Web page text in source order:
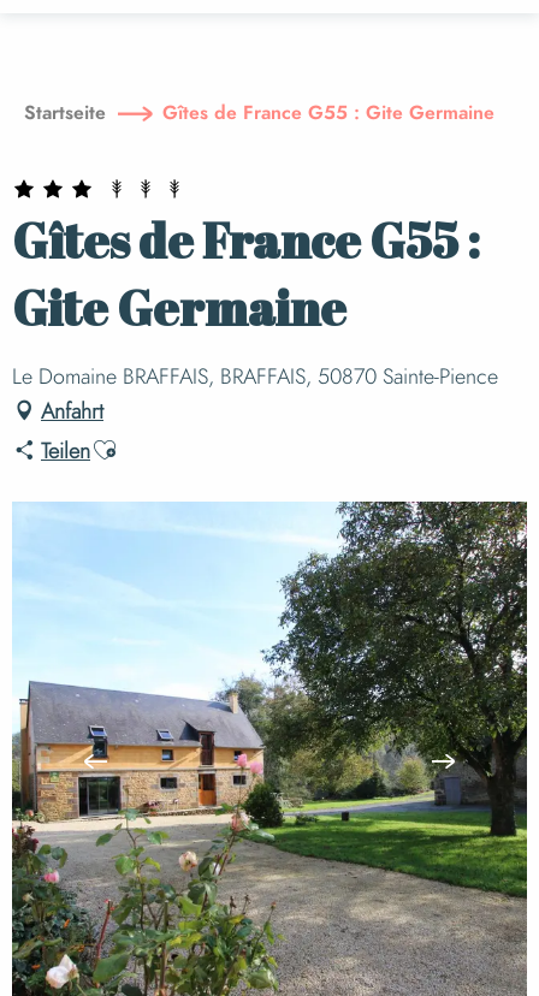
principal
Startseite Gîtes de France G55 : Gite Germaine
Gîtes de France G55 :
Gite Germaine
Le Domaine BRAFFAIS, BRAFFAIS, 50870 Sainte-Pience
Anfahrt
TeilenAjouter aux favoris